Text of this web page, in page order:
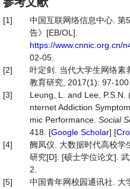
[1]
中国互联网络信息中心. 第
告》[EB/OL].
https://www.cnnic.org.cn/
02-05.
[2]
叶定剑. 当代大学生网络素
教育研究, 2017(1): 97-100.
[3]
Leung, L. and Lee,
nternet Addiction
mic Performance. Social
418. [Google Scholar] [
[4]
阙凤仪. 大数据时代高校学
研究[D]: [硕士学位论文].
2.
[5]
中国青年网校园通讯社. 大